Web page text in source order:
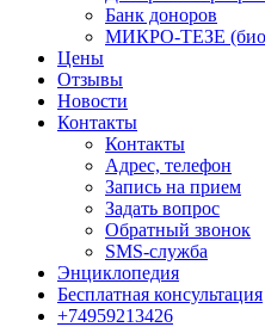
Банк доноров
МИКРО-ТЕЗЕ
Цены
Отзывы
Новости
Контакты
Контакты
Адрес, телефон
Запись на прием
Задать вопрос
Обратный звонок
SMS-служба
Энциклопедия
Бесплатная консультация
+74959213426